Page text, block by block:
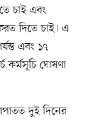
চাই এবং
দিতে চাই। এ
এবং ১৭
কর্মসূচি ঘোষণা
দুই দিনের